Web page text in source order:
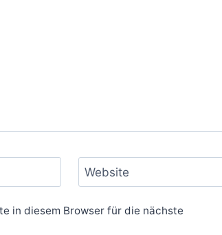
Website
in diesem Browser für die nächste